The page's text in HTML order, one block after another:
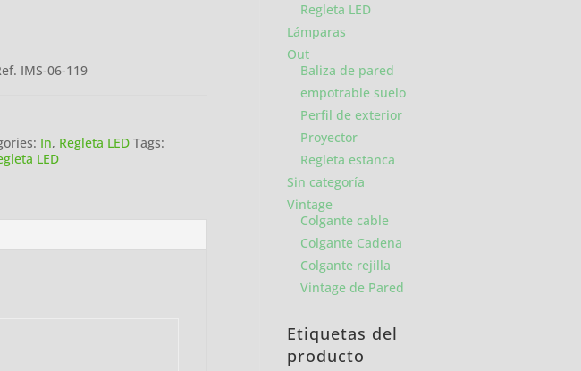
IMS-06-119
In, Regleta LED Tags:
LED
Regleta LED
Lámparas
Out
Baliza de pared
empotrable suelo
Perfil de exterior
Proyector
Regleta estanca
Sin categoría
Vintage
Colgante cable
Colgante Cadena
Colgante rejilla
Vintage de Pared
Etiquetas del
producto